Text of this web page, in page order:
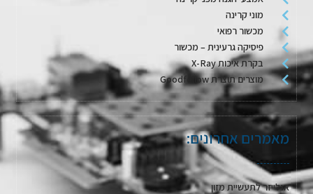
מוני קרינה
מכשור רפואי
פיסיקה גרעינית – מכשור
בקרת איכות X-Ray
מוצרים תוצרת Goodfellow
מאמרים אחרונים:
אנלייזר לתעשיית מזון